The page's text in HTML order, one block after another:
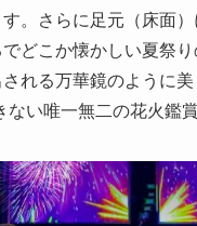
。さらに足元（床面
どこか懐かしい夏祭り
れる万華鏡のように
い唯一無二の花火鑑賞